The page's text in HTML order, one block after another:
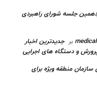
جلسه شورای راهبردی
بر
جدیدترین اخبار
و دستگاه های اجرایی
سازمان منطقه ویژه برای